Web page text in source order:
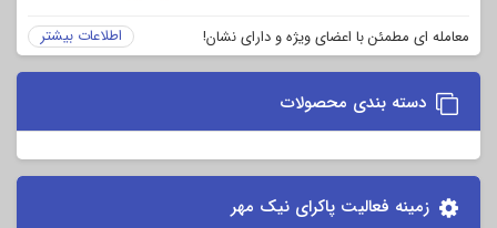
معامله ای مطمئن با اعضای ویژه و دارای نشان! اطلاعات بیشتر
دسته بندی محصولات
زمینه فعالیت پاکرای نیک مهر